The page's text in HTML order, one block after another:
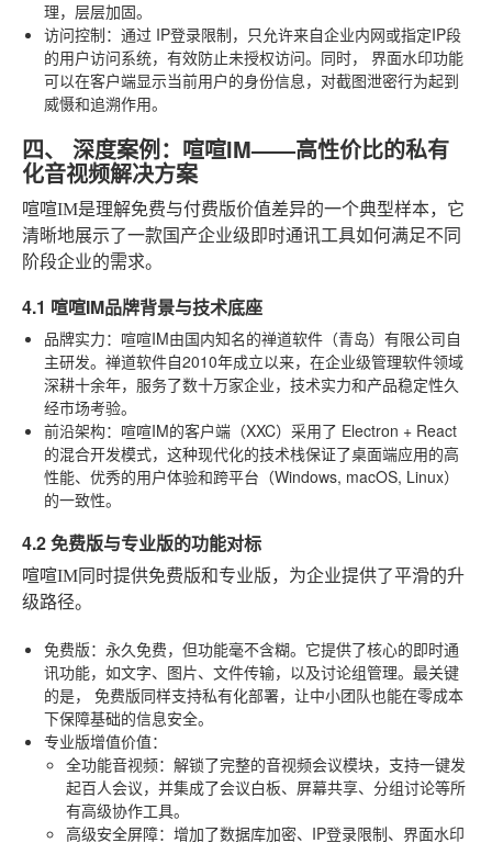
理，层层加固。
访问控制：通过 IP登录限制，只允许来自企业内网或指定IP段
的用户访问系统，有效防止未授权访问。同时， 界面水印功能
可以在客户端显示当前用户的身份信息，对截图泄密行为起到
威慑和追溯作用。
四、 深度案例：喧喧IM——高性价比的私有
化音视频解决方案
喧喧IM是理解免费与付费版价值差异的一个典型样本，它
清晰地展示了一款国产企业级即时通讯工具如何满足不同
阶段企业的需求。
4.1 喧喧IM品牌背景与技术底座
品牌实力：喧喧IM由国内知名的禅道软件（青岛）有限公司自
主研发。禅道软件自2010年成立以来，在企业级管理软件领域
深耕十余年，服务了数十万家企业，技术实力和产品稳定性久
经市场考验。
前沿架构：喧喧IM的客户端（XXC）采用了 Electron + React
的混合开发模式，这种现代化的技术栈保证了桌面端应用的高
性能、优秀的用户体验和跨平台（Windows, macOS, Linux）
的一致性。
4.2 免费版与专业版的功能对标
喧喧IM同时提供免费版和专业版，为企业提供了平滑的升
级路径。
免费版：永久免费，但功能毫不含糊。它提供了核心的即时通
讯功能，如文字、图片、文件传输，以及讨论组管理。最关键
的是， 免费版同样支持私有化部署，让中小团队也能在零成本
下保障基础的信息安全。
专业版增值价值：
全功能音视频：解锁了完整的音视频会议模块，支持一键发
起百人会议，并集成了会议白板、屏幕共享、分组讨论等所
有高级协作工具。
高级安全屏障：增加了数据库加密、IP登录限制、界面水印